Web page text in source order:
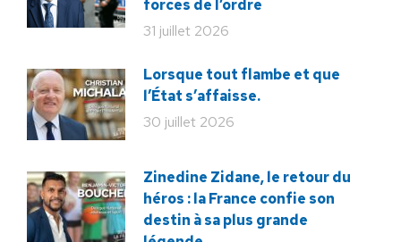
forces de l’ordre
31 juillet 2026
Lorsque tout flambe et que
l’État s’affaisse.
30 juillet 2026
Zinedine Zidane, le retour du
héros : la France confie son
destin à sa plus grande